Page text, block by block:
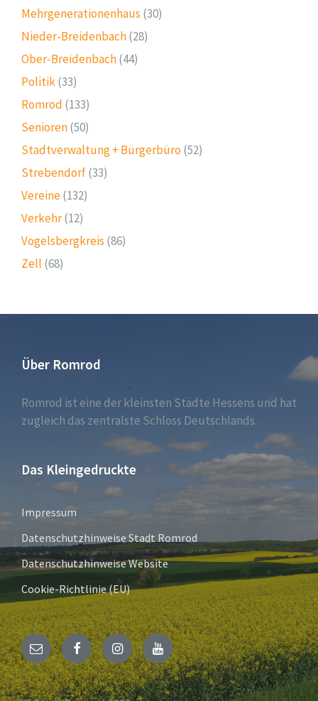
Mehrgenerationenhaus (30)
Nieder-Breidenbach(28)
Ober-Breidenbach(44)
Politik(33)
Romrod (133)
Senioren(50)
Stadtverwaltung + Bürgerbüro (52)
Strebendorf(33)
Vereine(132)
Verkehr(12)
Vogelsbergkreis (86)
Zell (68)
Über Romrod
Romrod ist eine der kleinsten Städte Hessens und hat
zugleich das zentralste Schloss Deutschlands.
Das Kleingedruckte
Impressum
Datenschutzhinweise Stadt Romrod
Datenschutzhinweise Website
Cookie-Richtlinie (EU)
E-
Mail
FacebookInstagramYouTube